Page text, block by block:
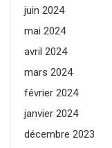
juin 2024
mai 2024
avril 2024
mars 2024
février 2024
janvier 2024
décembre 2023